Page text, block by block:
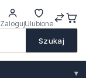
Szukaj
ZalogujUlubione
▾